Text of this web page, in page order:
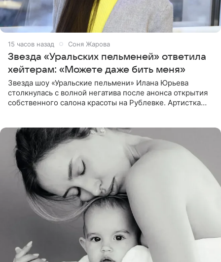
15 часов назад Соня Жарова
Звезда «Уральских пельменей» ответила
хейтерам: «Можете даже бить меня»
Звезда шоу «Уральские пельмени» Илана Юрьева
столкнулась с волной негатива после анонса открытия
собственного салона красоты на Рублевке. Артистка